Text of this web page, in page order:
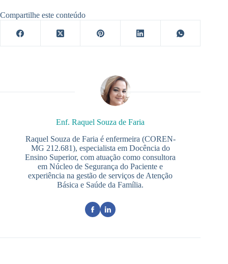
Compartilhe este conteúdo
Enf. Raquel Souza de Faria
Raquel Souza de Faria é enfermeira (COREN-
MG 212.681), especialista em Docência do
Ensino Superior, com atuação como consultora
em Núcleo de Segurança do Paciente e
experiência na gestão de serviços de Atenção
Básica e Saúde da Família.